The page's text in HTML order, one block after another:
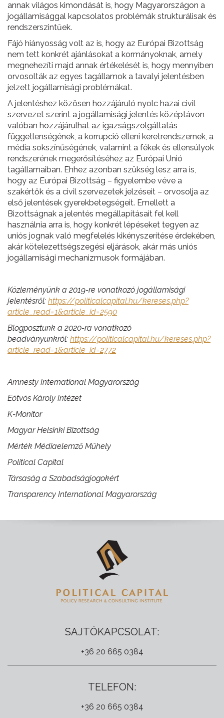
annak világos kimondását is, hogy Magyarországon a
jogállamisággal kapcsolatos problémák strukturálisak és
rendszerszintűek.
Fájó hiányosság volt az is, hogy az Európai Bizottság
nem tett konkrét ajánlásokat a kormányoknak, amely
megnehezíti majd annak értékelését is, hogy mennyiben
orvosolták az egyes tagállamok a tavalyi jelentésben
jelzett jogállamisági problémákat.
A jelentéshez közösen hozzájáruló nyolc hazai civil
szervezet szerint a jogállamisági jelentés középtávon
valóban hozzájárulhat az igazságszolgáltatás
függetlenségének, a korrupció elleni keretrendszernek, a
média sokszínűségének, valamint a fékek és ellensúlyok
rendszerének megerősítéséhez az Európai Unió
tagállamaiban. Ehhez azonban szükség lesz arra is,
hogy az Európai Bizottság – figyelembe véve a
szakértők és a civil szervezetek jelzéseit – orvosolja az
első jelentések gyerekbetegségeit. Emellett a
Bizottságnak a jelentés megállapításait fel kell
használnia arra is, hogy konkrét lépéseket tegyen az
uniós jognak való megfelelés kikényszerítése érdekében,
akár kötelezettségszegési eljárások, akár más uniós
jogállamisági mechanizmusok formájában.
Közleményünk a 2019-re vonatkozó jogállamisági
jelentésről: https://politicalcapital.hu/kereses.php?
article_read=1&article_id=2590
Blogposztunk a 2020-ra vonatkozó
beadványunkról: https://politicalcapital.hu/kereses.php?
article_read=1&article_id=2772
Amnesty International Magyarország
Eötvös Károly Intézet
K-Monitor
Magyar Helsinki Bizottság
Mérték Médiaelemző Műhely
Political Capital
Társaság a Szabadságjogokért
Transparency International Magyarország
SAJTÓKAPCSOLAT:
+36 20 665 0384
TELEFON:
+36 20 665 0384